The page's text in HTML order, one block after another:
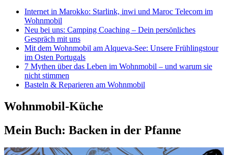
Internet in Marokko: Starlink, inwi und Maroc Telecom im
Wohnmobil
Neu bei uns: Camping Coaching – Dein persönliches
Gespräch mit uns
Mit dem Wohnmobil am Alqueva-See: Unsere Frühlingstour
im Osten Portugals
7 Mythen über das Leben im Wohnmobil – und warum sie
nicht stimmen
Basteln & Reparieren am Wohnmobil
Wohnmobil-Küche
Mein Buch: Backen in der Pfanne